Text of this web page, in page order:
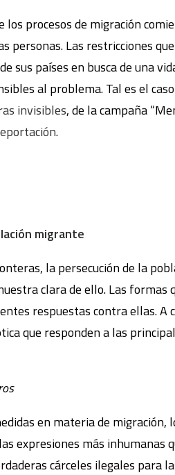
los procesos de migración
personas. Las restricciones
sus países en busca de una
al problema. Tal es el
invisibles, de la campaña
.
migrante
la persecución de la
clara de ello. Las
respuestas contra ellas. A
que responden a las
en materia de
expresiones más inhumanas
cárceles ilegales para